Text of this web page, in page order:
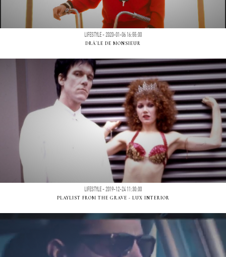
LIFESTYLE - 2020-01-06 16:55:00
DRÃ´LE DE MONSIEUR
LIFESTYLE - 2019-12-24 11:30:00
PLAYLIST FROM THE GRAVE - LUX INTERIOR